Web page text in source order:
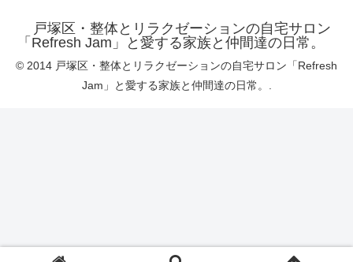
戸塚区・整体とリラクゼーションの自宅サロン
「Refresh Jam」と愛する家族と仲間達の日常。
© 2014 戸塚区・整体とリラクゼーションの自宅サロン「Refresh
Jam」と愛する家族と仲間達の日常。.